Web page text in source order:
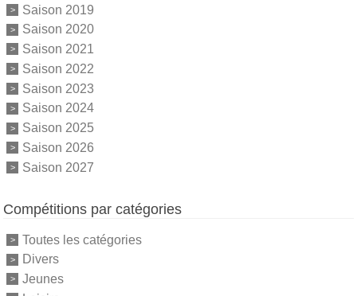
Saison 2019
Saison 2020
Saison 2021
Saison 2022
Saison 2023
Saison 2024
Saison 2025
Saison 2026
Saison 2027
Compétitions par catégories
Toutes les catégories
Divers
Jeunes